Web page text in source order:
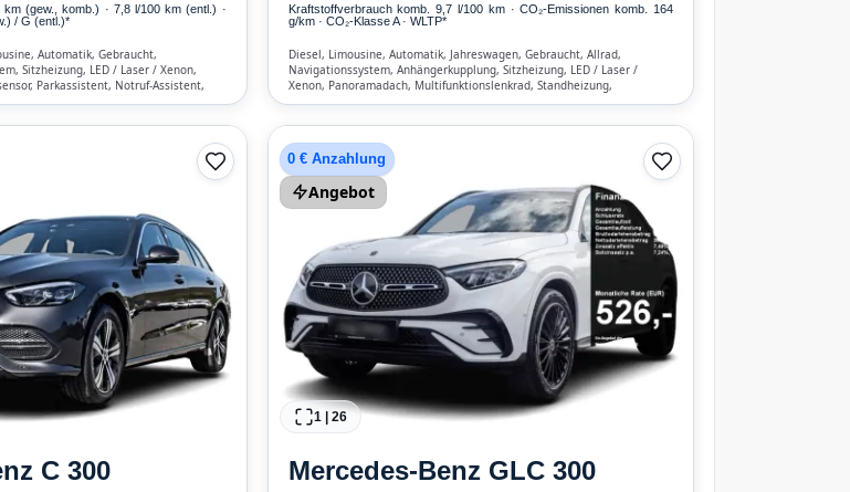
km (gew., komb.) · 7,8 l/100 km (entl.) ·
/ G (entl.)*
Automatik, Gebraucht,
Sitzheizung, LED / Laser / Xenon,
Parkassistent, Notruf-Assistent,
Kraftstoffverbrauch komb. 9,7 l/100 km · CO₂-Emissionen komb. 164
g/km · CO₂-Klasse A · WLTP*
Diesel, Limousine, Automatik, Jahreswagen, Gebraucht, Allrad,
Navigationssystem, Anhängerkupplung, Sitzheizung, LED / Laser /
Xenon, Panoramadach, Multifunktionslenkrad, Standheizung,
Erkennung, ESP, ABS, Klimatisierung, Front-, Seiten- und weitere Airbags
C 300
0 € Anzahlung
Angebot
1| 26
Mercedes-Benz GLC 300